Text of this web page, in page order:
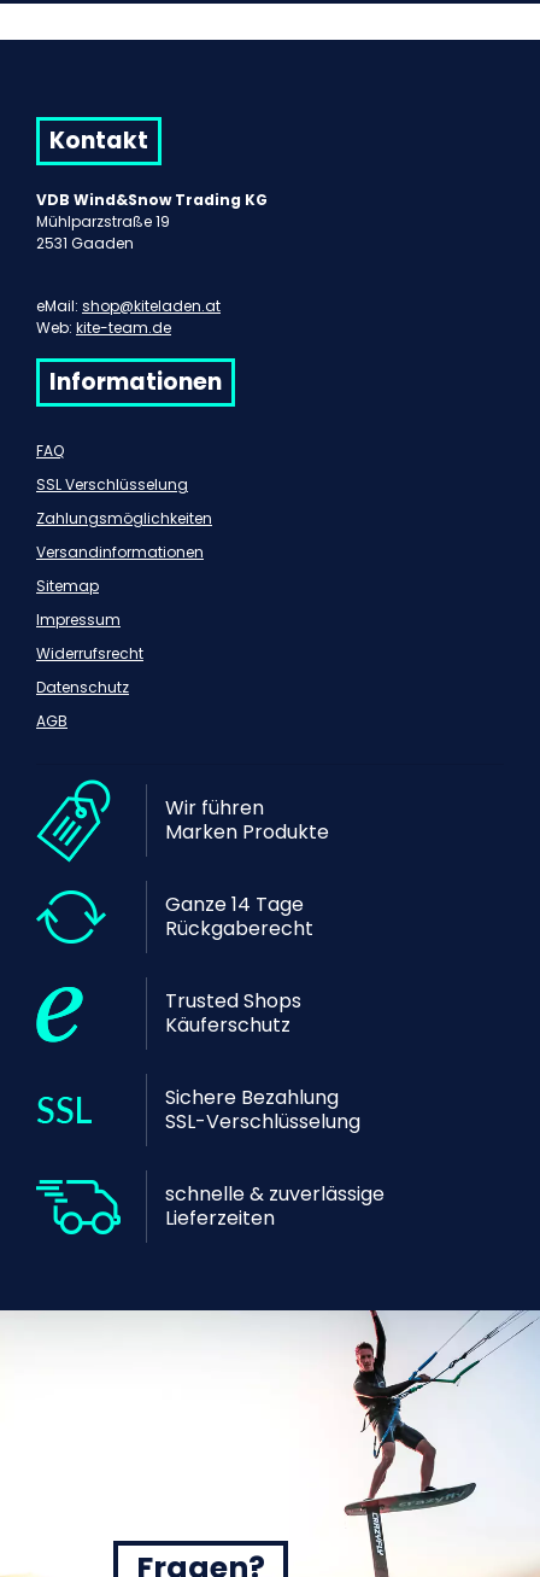
Kontakt
VDB Wind&Snow Trading KG
Mühlparzstraße 19
2531 Gaaden
eMail: shop@kiteladen.at
Web: kite-team.de
Informationen
FAQ
SSL Verschlüsselung
Zahlungsmöglichkeiten
Versandinformationen
Sitemap
Impressum
Widerrufsrecht
Datenschutz
AGB
Wir führen
Marken Produkte
Ganze 14 Tage
Rückgaberecht
Trusted Shops
Käuferschutz
Sichere Bezahlung
SSL-Verschlüsselung
schnelle & zuverlässige
Lieferzeiten
Fragen?